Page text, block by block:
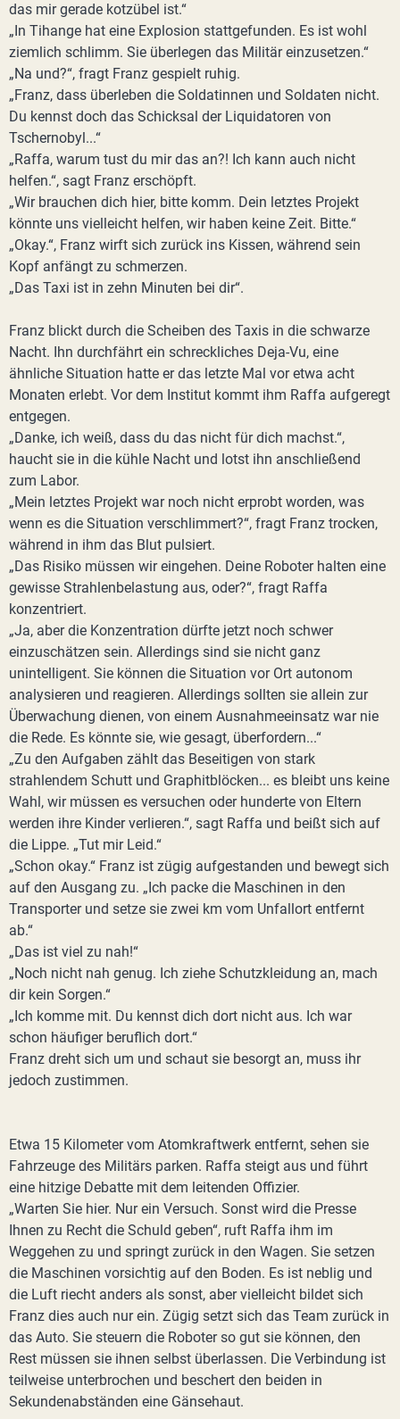
das mir gerade kotzübel ist.“
„In Tihange hat eine Explosion stattgefunden. Es ist wohl
ziemlich schlimm. Sie überlegen das Militär einzusetzen.“
„Na und?“, fragt Franz gespielt ruhig.
„Franz, dass überleben die Soldatinnen und Soldaten nicht.
Du kennst doch das Schicksal der Liquidatoren von
Tschernobyl...“
„Raffa, warum tust du mir das an?! Ich kann auch nicht
helfen.“, sagt Franz erschöpft.
„Wir brauchen dich hier, bitte komm. Dein letztes Projekt
könnte uns vielleicht helfen, wir haben keine Zeit. Bitte.“
„Okay.“, Franz wirft sich zurück ins Kissen, während sein
Kopf anfängt zu schmerzen.
„Das Taxi ist in zehn Minuten bei dir“.
Franz blickt durch die Scheiben des Taxis in die schwarze
Nacht. Ihn durchfährt ein schreckliches Deja-Vu, eine
ähnliche Situation hatte er das letzte Mal vor etwa acht
Monaten erlebt. Vor dem Institut kommt ihm Raffa aufgeregt
entgegen.
„Danke, ich weiß, dass du das nicht für dich machst.“,
haucht sie in die kühle Nacht und lotst ihn anschließend
zum Labor.
„Mein letztes Projekt war noch nicht erprobt worden, was
wenn es die Situation verschlimmert?“, fragt Franz trocken,
während in ihm das Blut pulsiert.
„Das Risiko müssen wir eingehen. Deine Roboter halten eine
gewisse Strahlenbelastung aus, oder?“, fragt Raffa
konzentriert.
„Ja, aber die Konzentration dürfte jetzt noch schwer
einzuschätzen sein. Allerdings sind sie nicht ganz
unintelligent. Sie können die Situation vor Ort autonom
analysieren und reagieren. Allerdings sollten sie allein zur
Überwachung dienen, von einem Ausnahmeeinsatz war nie
die Rede. Es könnte sie, wie gesagt, überfordern...“
„Zu den Aufgaben zählt das Beseitigen von stark
strahlendem Schutt und Graphitblöcken... es bleibt uns keine
Wahl, wir müssen es versuchen oder hunderte von Eltern
werden ihre Kinder verlieren.“, sagt Raffa und beißt sich auf
die Lippe. „Tut mir Leid.“
„Schon okay.“ Franz ist zügig aufgestanden und bewegt sich
auf den Ausgang zu. „Ich packe die Maschinen in den
Transporter und setze sie zwei km vom Unfallort entfernt
ab.“
„Das ist viel zu nah!“
„Noch nicht nah genug. Ich ziehe Schutzkleidung an, mach
dir kein Sorgen.“
„Ich komme mit. Du kennst dich dort nicht aus. Ich war
schon häufiger beruflich dort.“
Franz dreht sich um und schaut sie besorgt an, muss ihr
jedoch zustimmen.
Etwa 15 Kilometer vom Atomkraftwerk entfernt, sehen sie
Fahrzeuge des Militärs parken. Raffa steigt aus und führt
eine hitzige Debatte mit dem leitenden Offizier.
„Warten Sie hier. Nur ein Versuch. Sonst wird die Presse
Ihnen zu Recht die Schuld geben“, ruft Raffa ihm im
Weggehen zu und springt zurück in den Wagen. Sie setzen
die Maschinen vorsichtig auf den Boden. Es ist neblig und
die Luft riecht anders als sonst, aber vielleicht bildet sich
Franz dies auch nur ein. Zügig setzt sich das Team zurück in
das Auto. Sie steuern die Roboter so gut sie können, den
Rest müssen sie ihnen selbst überlassen. Die Verbindung ist
teilweise unterbrochen und beschert den beiden in
Sekundenabständen eine Gänsehaut.